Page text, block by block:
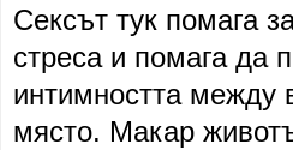
Сексът тук помага
стреса и помага да
интимността между
място. Макар